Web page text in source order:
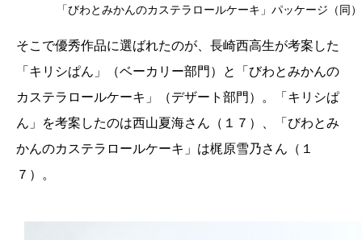
「びわとみかんのカステラロールケーキ」パッケージ（同）
そこで優秀作品に選ばれたのが、長崎西高生が考案した
「キリシぱん」（ベーカリー部門）と「びわとみかんの
カステラロールケーキ」（デザート部門）。「キリシぱ
ん」を考案したのは西山夏海さん（１７）、「びわとみ
かんのカステラロールケーキ」は梶原雪乃さん（１
７）。